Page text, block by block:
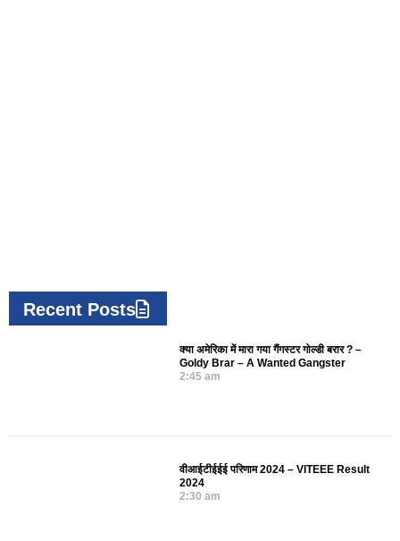
Recent Posts
क्या अमेरिका में मारा गया गैंगस्टर गोल्डी बरार ? –
Goldy Brar – A Wanted Gangster
2:45 am
वीआईटीईईई परिणाम 2024 – VITEEE Result
2024
2:30 am